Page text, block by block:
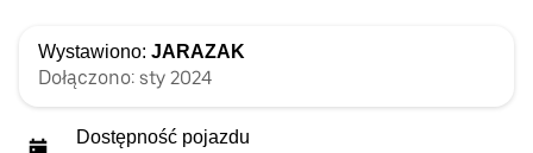
Wystawiono: JARAZAK
Dołączono: sty 2024
Dostępność pojazdu